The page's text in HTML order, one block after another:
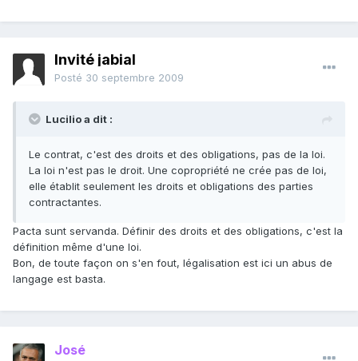
Invité jabial
Posté 30 septembre 2009
Lucilio a dit :
Le contrat, c'est des droits et des obligations, pas de la loi.
La loi n'est pas le droit. Une copropriété ne crée pas de loi,
elle établit seulement les droits et obligations des parties
contractantes.
Pacta sunt servanda. Définir des droits et des obligations, c'est la
définition même d'une loi.
Bon, de toute façon on s'en fout, légalisation est ici un abus de
langage est basta.
José